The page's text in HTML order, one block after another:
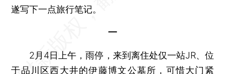
遂写下一点旅行笔记。
一
2月4日上午，雨停，来到离住处仅一站JR、位
于品川区西大井的伊藤博文公墓所，可惜大门紧